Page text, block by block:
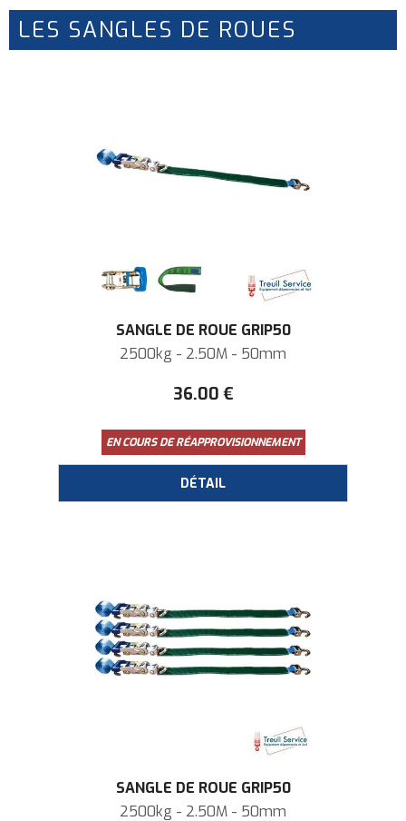
LES SANGLES DE ROUES
SANGLE DE ROUE GRIP50
2500kg - 2.50M - 50mm
36.00 €
EN COURS DE RÉAPPROVISIONNEMENT
SANGLE DE ROUE GRIP50
2500kg - 2.50M - 50mm